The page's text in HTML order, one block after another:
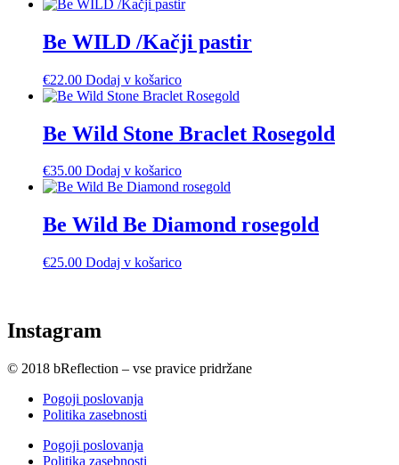
Be WILD /Kačji pastir
€22.00 Dodaj v košarico
Be Wild Stone Braclet Rosegold
€35.00 Dodaj v košarico
Be Wild Be Diamond rosegold
€25.00 Dodaj v košarico
Instagram
© 2018 bReflection – vse pravice pridržane
Pogoji poslovanja
Politika zasebnosti
Pogoji poslovanja
Politika zasebnosti